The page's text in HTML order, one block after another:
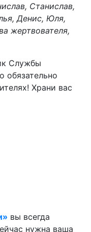
Станислав,
Денис, Юля,
жертвователя,
Службы
обязательно
Храни вас
вы всегда
нужна ваша